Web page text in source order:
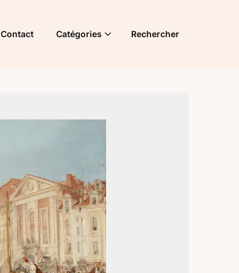
Contact Catégories Rechercher